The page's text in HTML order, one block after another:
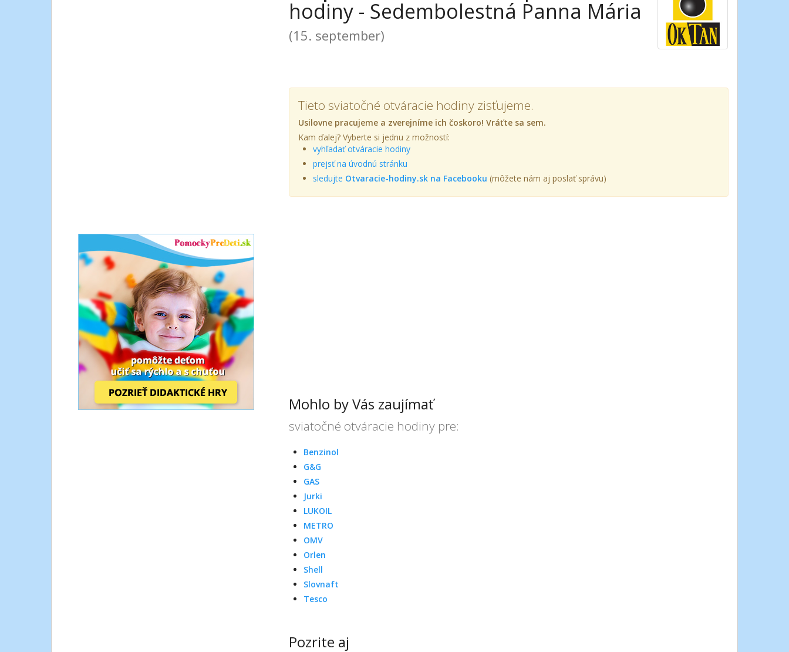
hodiny - Sedembolestná Panna Mária
(15. september)
Tieto sviatočné otváracie hodiny zisťujeme.
Usilovne pracujeme a zverejníme ich čoskoro! Vráťte sa sem.
Kam ďalej? Vyberte si jednu z možností:
vyhľadať otváracie hodiny
prejsť na úvodnú stránku
sledujte Otvaracie-hodiny.sk na Facebooku (môžete nám aj poslať správu)
Mohlo by Vás zaujímať
sviatočné otváracie hodiny pre:
Benzinol
G&G
GAS
Jurki
LUKOIL
METRO
OMV
Orlen
Shell
Slovnaft
Tesco
Pozrite aj